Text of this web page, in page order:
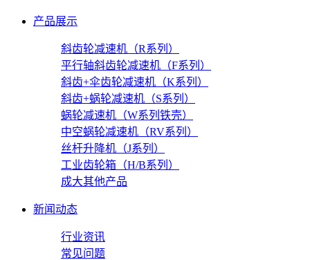
产品展示
斜齿轮减速机（R系列）
平行轴斜齿轮减速机（F系列）
斜齿+伞齿轮减速机（K系列）
斜齿+蜗轮减速机（S系列）
蜗轮减速机（W系列铁壳）
中空蜗轮减速机（RV系列）
丝杆升降机（J系列）
工业齿轮箱（H/B系列）
成大其他产品
新闻动态
行业资讯
常见问题